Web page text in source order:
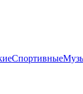
Спортивные